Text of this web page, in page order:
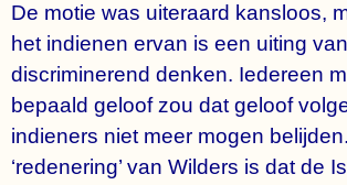
De motie was uiteraard kansloos,
het indienen ervan is een uiting van
discriminerend denken. Iedereen
bepaald geloof zou dat geloof
indieners niet meer mogen
‘redenering’ van Wilders is dat de